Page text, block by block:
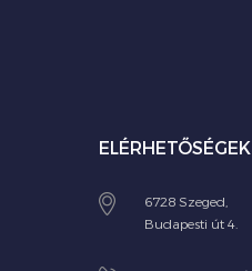
ELÉRHETŐSÉGEK
6728 Szeged,
Budapesti út 4.